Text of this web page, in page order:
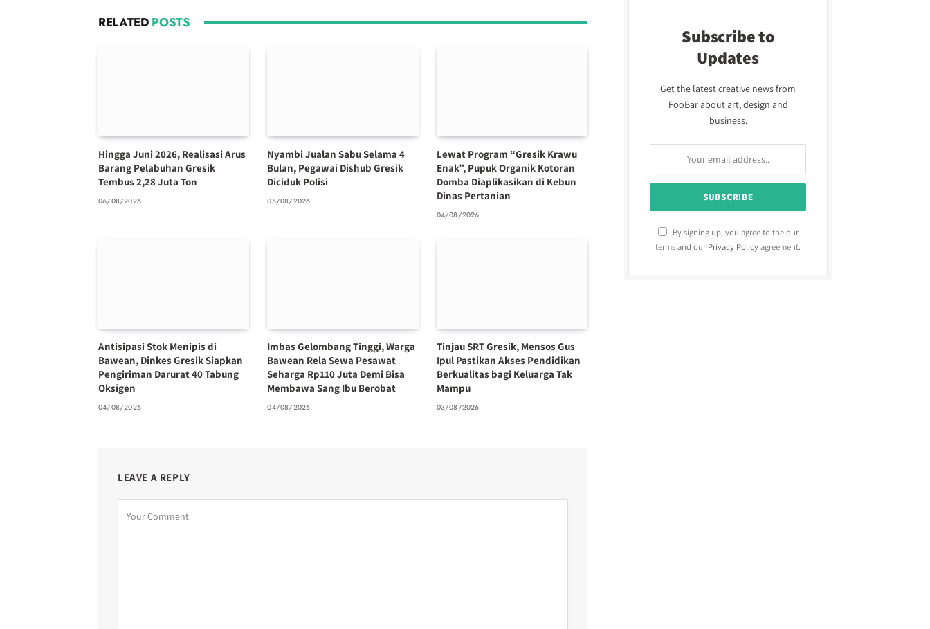
RELATED POSTS
Hingga Juni 2026, Realisasi Arus
Barang Pelabuhan Gresik
Tembus 2,28 Juta Ton
06/08/2026
Nyambi Jualan Sabu Selama 4
Bulan, Pegawai Dishub Gresik
Diciduk Polisi
05/08/2026
Lewat Program “Gresik Krawu
Enak”, Pupuk Organik Kotoran
Domba Diaplikasikan di Kebun
Dinas Pertanian
04/08/2026
Antisipasi Stok Menipis di
Bawean, Dinkes Gresik Siapkan
Pengiriman Darurat 40 Tabung
Oksigen
04/08/2026
Imbas Gelombang Tinggi, Warga
Bawean Rela Sewa Pesawat
Seharga Rp110 Juta Demi Bisa
Membawa Sang Ibu Berobat
04/08/2026
Tinjau SRT Gresik, Mensos Gus
Ipul Pastikan Akses Pendidikan
Berkualitas bagi Keluarga Tak
Mampu
03/08/2026
LEAVE A REPLY
Subscribe to
Updates
Get the latest creative news from
FooBar about art, design and
business.
By signing up, you agree to the our
terms and our Privacy Policyagreement.